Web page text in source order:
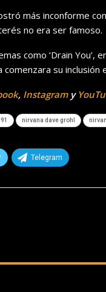
más inconforme
no era ser famoso.
como ‘Drain You’,
su
, Instagramy
nirvana dave grohl
Telegram